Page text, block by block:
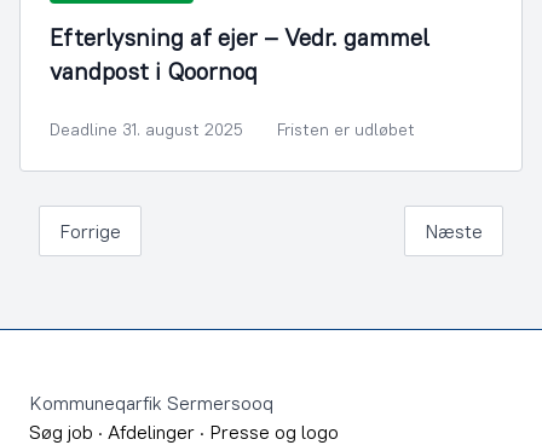
Efterlysning af ejer – Vedr. gammel
vandpost i Qoornoq
Deadline 31. august 2025 Fristen er udløbet
Forrige Næste
Kommuneqarfik Sermersooq
Søg job · Afdelinger · Presse og logo